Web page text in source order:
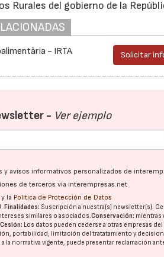
Rurales del gobierno de la
- IRTA Solicitar
- Ver ejemplo
y avisos informativos personalizados de
de terceros vía interempresas.net
y la Política de Protección de Datos
Finalidades: Suscripción a nuestra(s) newsletter(s).
similares o asociados.Conservación: mientras
Cesión: Los datos pueden cederse a otras empresas del
portabilidad, limitación del tratatamiento y
la normativa vigente, puede presentar reclamación